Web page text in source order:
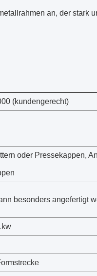
an, der stark
(kundengerecht)
oder Pressekappen,
besonders angefertigt